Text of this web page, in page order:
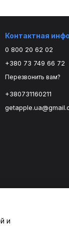
Контактная
0 800 20 62 02
+380 73 749 66 72
Перезвонить вам?
+380731160211
и